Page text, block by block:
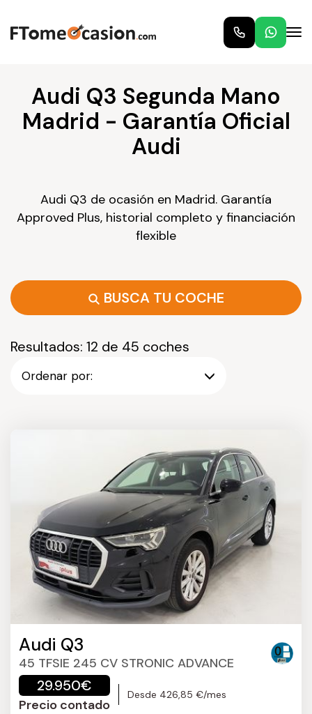
Audi Q3 Segunda Mano
Madrid - Garantía Oficial
Audi
Audi Q3 de ocasión en Madrid. Garantía
Approved Plus, historial completo y financiación
flexible
BUSCA TU COCHE
Resultados: 12 de 45 coches
Ordenar por:
Audi Q3
45 TFSIE 245 CV STRONIC ADVANCE
29.950€
Precio contado
Desde 426,85 €/mes